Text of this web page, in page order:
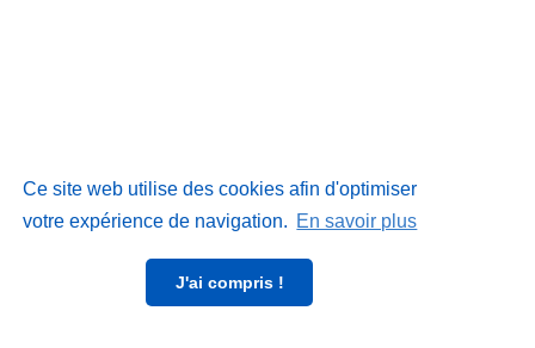
Ce site web utilise des cookies afin d'optimiser
votre expérience de navigation. En savoir plus
J'ai compris !